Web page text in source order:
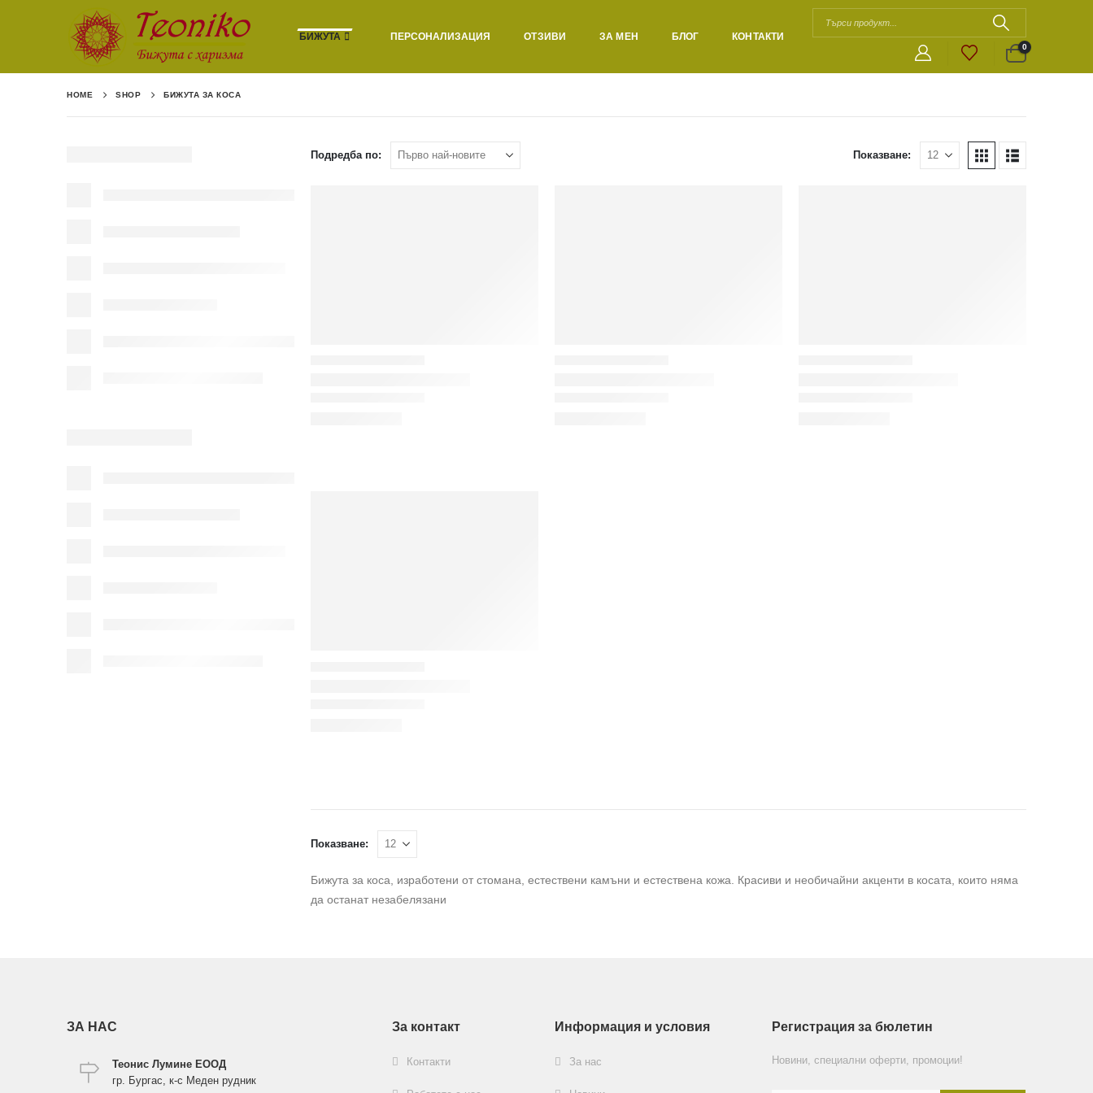
БИЖУТА ПЕРСОНАЛИЗАЦИЯ ОТЗИВИ ЗА МЕН БЛОГ КОНТАКТИ
0
HOME SHOP БИЖУТА ЗА КОСА
Подредба по: Показване:
Показване:
Бижута за коса, изработени от стомана, естествени камъни и естествена кожа. Красиви и необичайни акценти в косата, които няма
да останат незабелязани
ЗА НАС
Теонис Лумине ЕООД
гр. Бургас, к-с Меден рудник
За контакт
Контакти
Информация и условия
За нас
Регистрация за бюлетин
Новини, специални оферти, промоции!